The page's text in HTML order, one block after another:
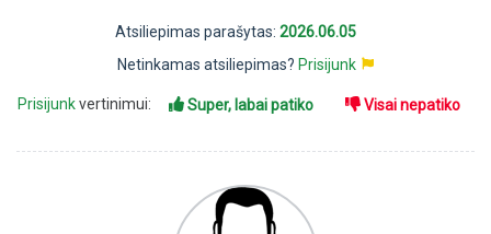
Atsiliepimas parašytas: 2026.06.05
Netinkamas atsiliepimas? Prisijunk
Prisijunkvertinimui: Super, labai patiko Visai nepatiko